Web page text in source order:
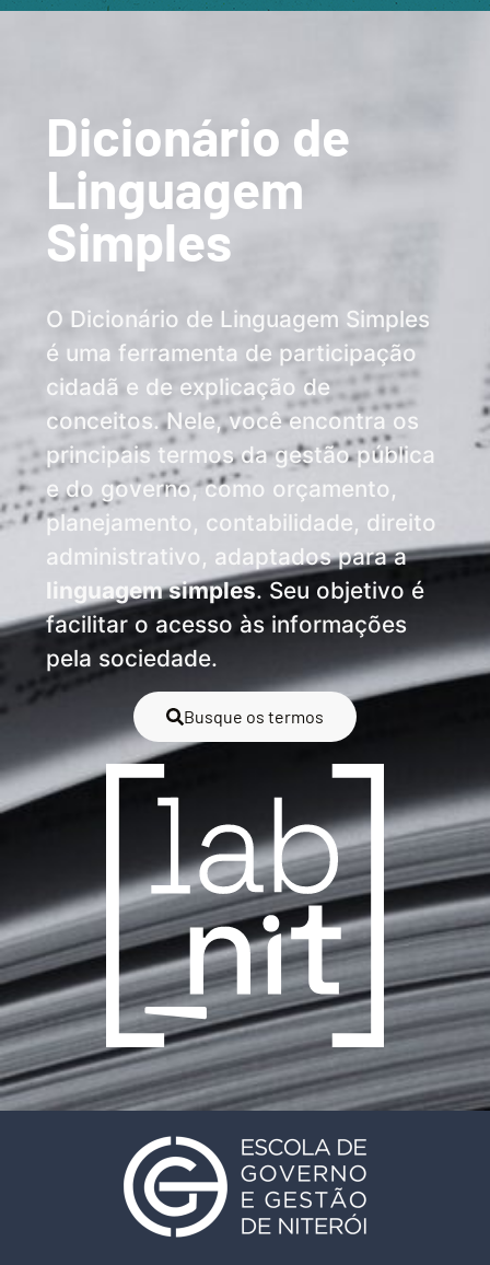
Dicionário de
Linguagem
Simples
O Dicionário de Linguagem Simples
é uma ferramenta de participação
cidadã e de explicação de
conceitos. Nele, você encontra os
principais termos da gestão pública
e do governo, como orçamento,
planejamento, contabilidade, direito
administrativo, adaptados para a
linguagem simples. Seu objetivo é
facilitar o acesso às informações
pela sociedade.
Busque os termos